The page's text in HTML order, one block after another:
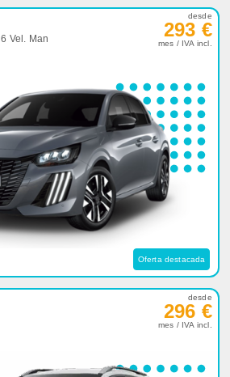
Vel. Man
desde
293 €
mes / IVA incl.
Oferta destacada
desde
296 €
mes / IVA incl.